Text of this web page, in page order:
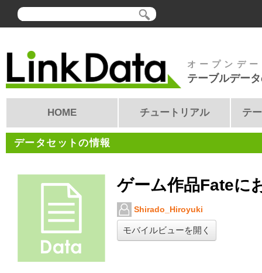
オープンデ
テーブルデー
HOME チュートリアル テ
データセットの情報
ゲーム作品Fateに
Shirado_Hiroyuki
モバイルビューを開く